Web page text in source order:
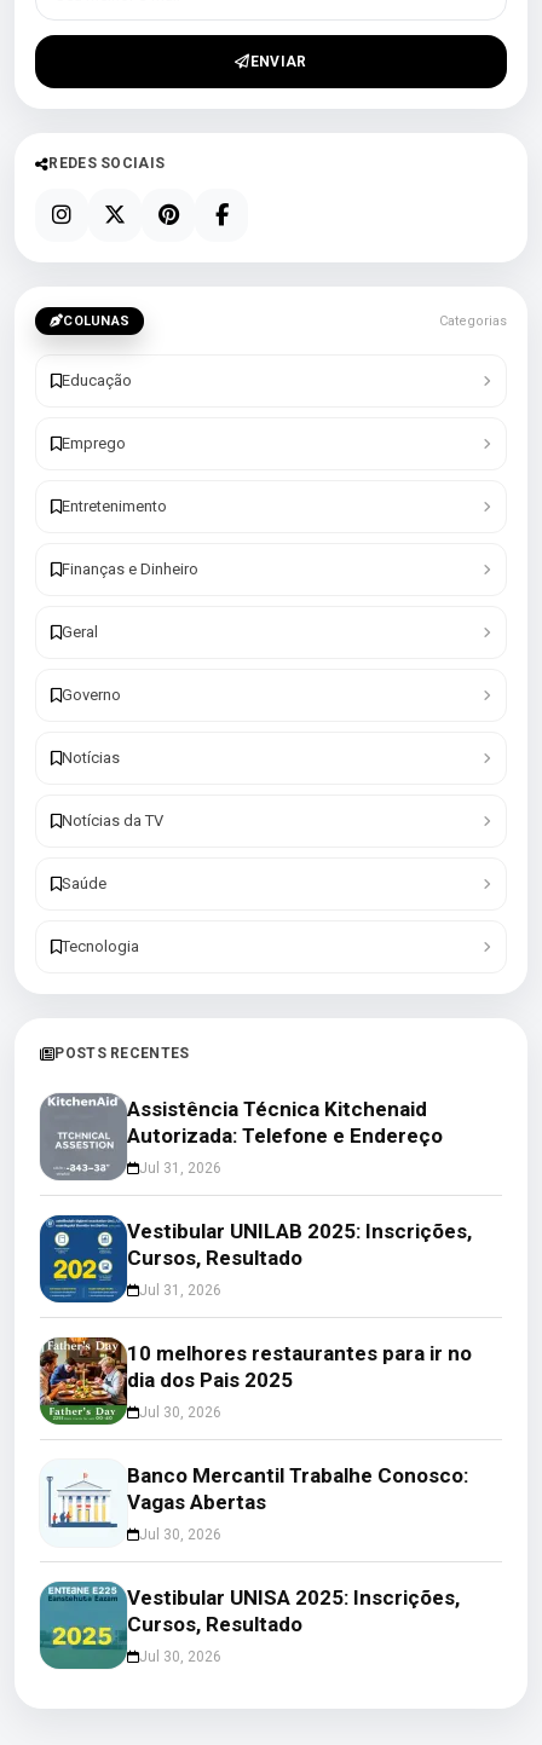
ENVIAR
REDES SOCIAIS
COLUNAS Categorias
Educação
Emprego
Entretenimento
Finanças e Dinheiro
Geral
Governo
Notícias
Notícias da TV
Saúde
Tecnologia
POSTS RECENTES
Assistência Técnica Kitchenaid
Autorizada: Telefone e Endereço
Jul 31, 2026
Vestibular UNILAB 2025: Inscrições,
Cursos, Resultado
Jul 31, 2026
10 melhores restaurantes para ir no
dia dos Pais 2025
Jul 30, 2026
Banco Mercantil Trabalhe Conosco:
Vagas Abertas
Jul 30, 2026
Vestibular UNISA 2025: Inscrições,
Cursos, Resultado
Jul 30, 2026